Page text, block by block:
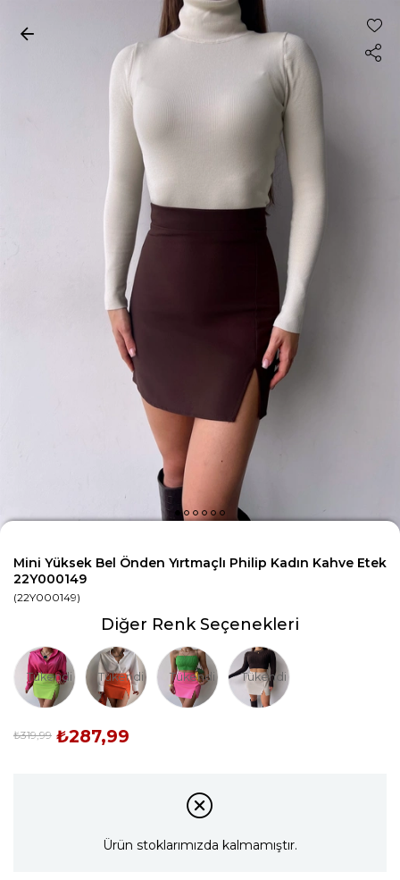
Mini Yüksek Bel Önden Yırtmaçlı Philip Kadın Kahve Etek
22Y000149
(22Y000149)
Diğer Renk Seçenekleri
Tükendi Tükendi Tükendi Tükendi
₺319,99 ₺287,99
Ürün stoklarımızda kalmamıştır.